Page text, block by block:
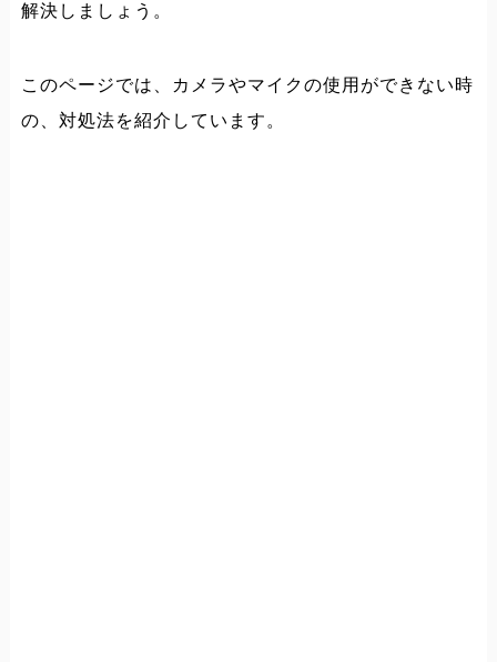
解決しましょう。
このページでは、カメラやマイクの使用ができない時
の、対処法を紹介しています。